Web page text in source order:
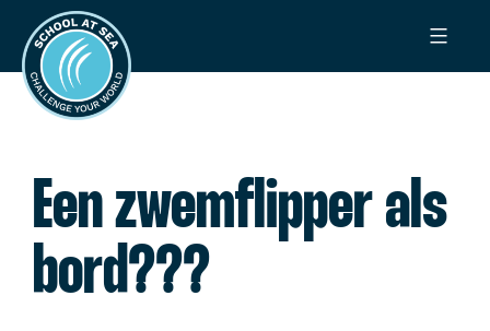
naar
inhoud
School
at
Sea
Een zwemflipper als
bord???